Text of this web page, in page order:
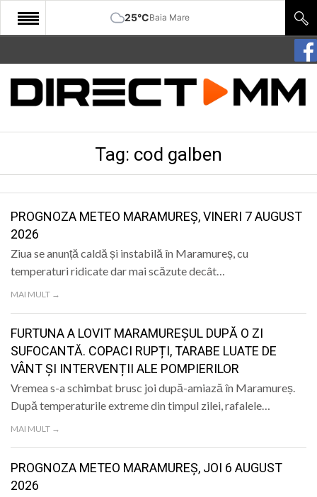
25°CBaia Mare
START
COMUNITATE
SANATATE
SPORT
SPECIAL
POLITIC
LIFE
Tag: cod galben
PROGNOZA METEO MARAMUREȘ, VINERI 7 AUGUST
2026
Ziua se anunță caldă și instabilă în Maramureș, cu
temperaturi ridicate dar mai scăzute decât…
MAI MULT →
FURTUNA A LOVIT MARAMUREȘUL DUPĂ O ZI
SUFOCANTĂ. COPACI RUPȚI, TARABE LUATE DE
VÂNT ȘI INTERVENȚII ALE POMPIERILOR
Vremea s-a schimbat brusc joi după-amiază în Maramureș.
După temperaturile extreme din timpul zilei, rafalele…
MAI MULT →
PROGNOZA METEO MARAMUREȘ, JOI 6 AUGUST
2026